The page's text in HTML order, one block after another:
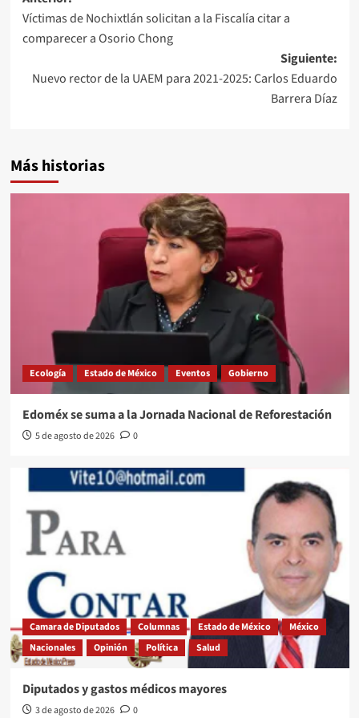
de
entradas
Víctimas de Nochixtlán solicitan a la Fiscalía citar a
comparecer a Osorio Chong
Siguiente:
Nuevo rector de la UAEM para 2021-2025: Carlos Eduardo
Barrera Díaz
Más historias
Ecología Estado de México Eventos Gobierno
Edoméx se suma a la Jornada Nacional de Reforestación
5 de agosto de 2026 0
Camara de Diputados Columnas Estado de México
México
Nacionales
Opinión Política Salud
Diputados y gastos médicos mayores
3 de agosto de 2026 0